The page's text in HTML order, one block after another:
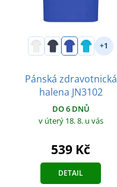
+1
Pánská zdravotnická
halena JN3102
DO 6 DNŮ
v úterý 18. 8. u vás
539 Kč
DETAIL